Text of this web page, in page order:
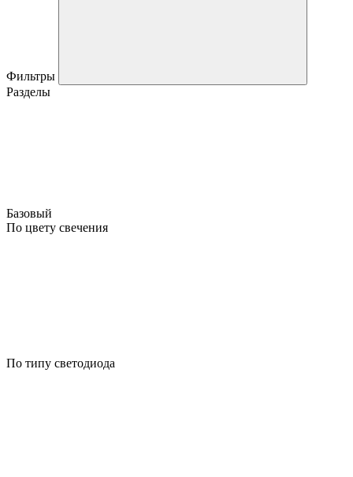
Фильтры
Разделы
Базовый
По цвету свечения
По типу светодиода